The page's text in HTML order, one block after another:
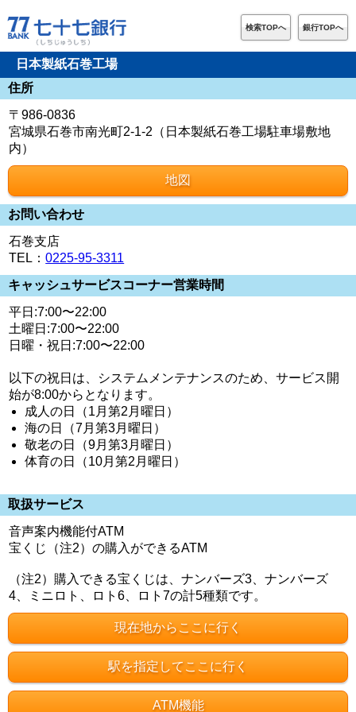
検索TOPへ 銀行TOPへ
日本製紙石巻工場
住所
〒986-0836
宮城県石巻市南光町2-1-2（日本製紙石巻工場駐車場敷地
内）
地図
お問い合わせ
石巻支店
TEL：0225-95-3311
キャッシュサービスコーナー営業時間
平日:7:00〜22:00
土曜日:7:00〜22:00
日曜・祝日:7:00〜22:00
以下の祝日は、システムメンテナンスのため、サービス開
始が8:00からとなります。
成人の日（1月第2月曜日）
海の日（7月第3月曜日）
敬老の日（9月第3月曜日）
体育の日（10月第2月曜日）
取扱サービス
音声案内機能付ATM
宝くじ（注2）の購入ができるATM
（注2）購入できる宝くじは、ナンバーズ3、ナンバーズ
4、ミニロト、ロト6、ロト7の計5種類です。
現在地からここに行く
駅を指定してここに行く
ATM機能